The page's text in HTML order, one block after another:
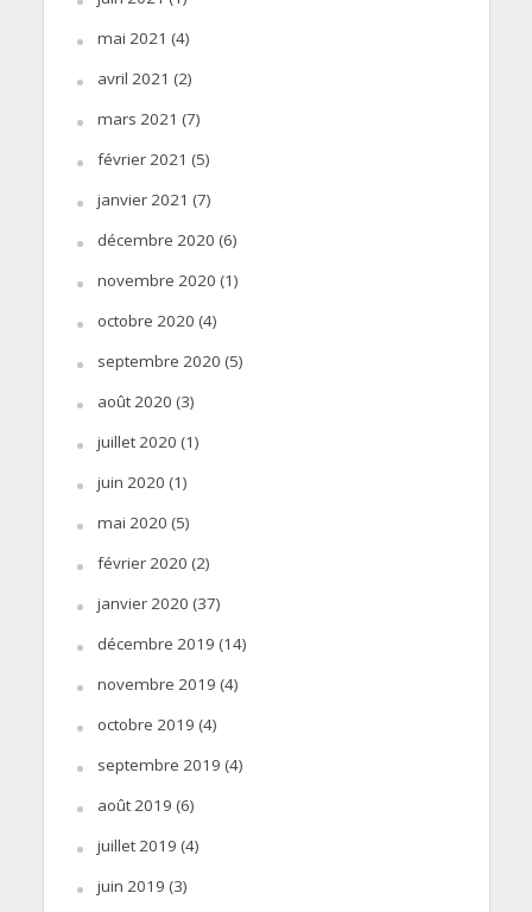
mai 2021 (4)
avril 2021 (2)
mars 2021 (7)
février 2021 (5)
janvier 2021 (7)
décembre 2020 (6)
novembre 2020 (1)
octobre 2020 (4)
septembre 2020 (5)
août 2020 (3)
juillet 2020 (1)
juin 2020 (1)
mai 2020 (5)
février 2020 (2)
janvier 2020 (37)
décembre 2019 (14)
novembre 2019 (4)
octobre 2019 (4)
septembre 2019 (4)
août 2019 (6)
juillet 2019 (4)
juin 2019 (3)